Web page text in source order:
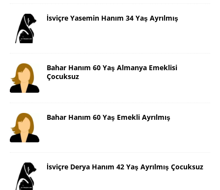
İsviçre Yasemin Hanım 34 Yaş Ayrılmış
Bahar Hanım 60 Yaş Almanya Emeklisi
Çocuksuz
Bahar Hanım 60 Yaş Emekli Ayrılmış
İsviçre Derya Hanım 42 Yaş Ayrılmış Çocuksuz